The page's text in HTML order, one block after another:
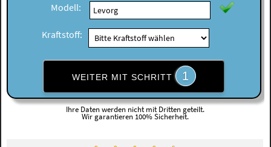
Modell:
Kraftstoff:
WEITER MIT SCHRITT 1
Ihre Daten werden nicht mit Dritten geteilt.
Wir garantieren 100% Sicherheit.